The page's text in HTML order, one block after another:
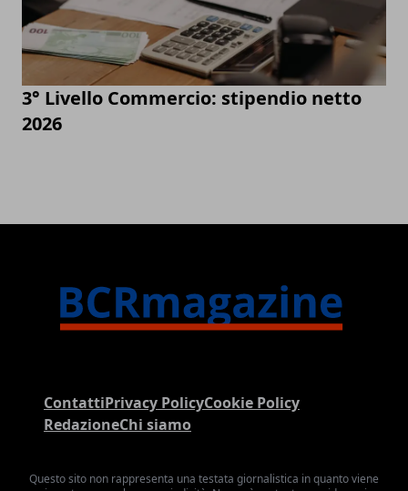
3° Livello Commercio: stipendio netto
2026
ContattiPrivacy PolicyCookie Policy
RedazioneChi siamo
Questo sito non rappresenta una testata giornalistica in quanto viene